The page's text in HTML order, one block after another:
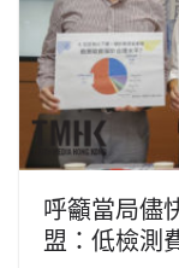
呼籲當局儘
盟：低檢測